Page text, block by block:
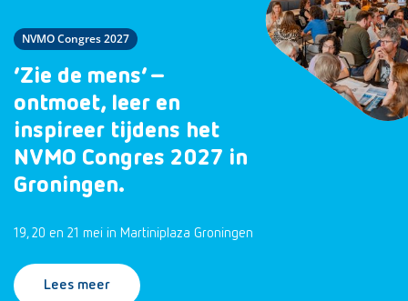
NVMO Congres 2027
‘Zie de mens’ –
ontmoet, leer en
inspireer tijdens het
NVMO Congres 2027 in
Groningen.
19, 20 en 21 mei in Martiniplaza Groningen
Lees meer